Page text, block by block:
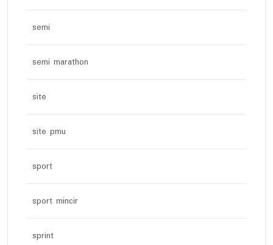
semi
semi marathon
site
site pmu
sport
sport mincir
sprint